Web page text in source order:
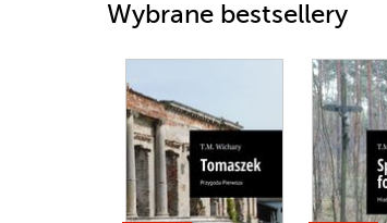
Wybrane bestsellery